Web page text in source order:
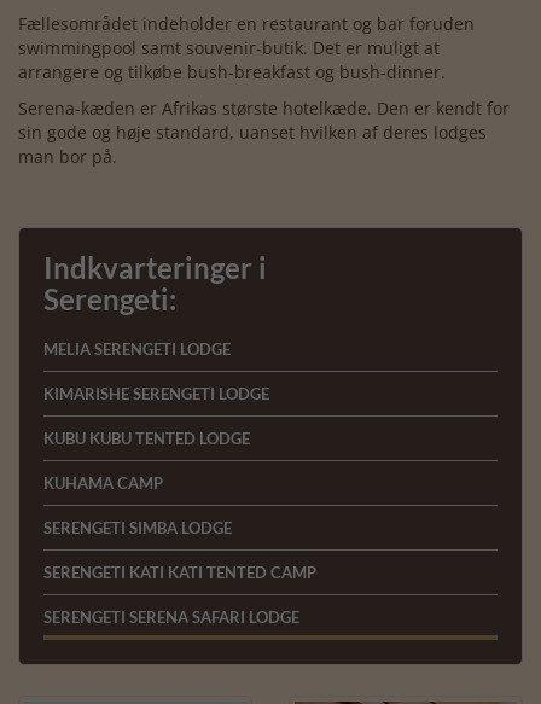
Fællesområdet indeholder en restaurant og bar foruden
swimmingpool samt souvenir-butik. Det er muligt at
arrangere og tilkøbe bush-breakfast og bush-dinner.
Serena-kæden er Afrikas største hotelkæde. Den er kendt for
sin gode og høje standard, uanset hvilken af deres lodges
man bor på.
Indkvarteringer i
Serengeti:
MELIA SERENGETI LODGE
KIMARISHE SERENGETI LODGE
KUBU KUBU TENTED LODGE
KUHAMA CAMP
SERENGETI SIMBA LODGE
SERENGETI KATI KATI TENTED CAMP
SERENGETI SERENA SAFARI LODGE